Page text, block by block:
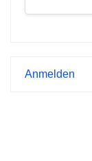
Anmelden